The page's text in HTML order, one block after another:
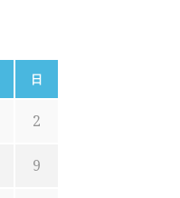
日
2
9